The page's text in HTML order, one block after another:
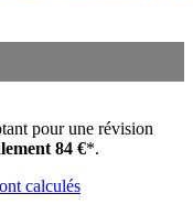
pour une révision
84 €*.
calculés